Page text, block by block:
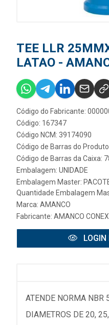
TEE LLR
LATAO -
Código do Fabricante:
Código: 167347
Código NCM: 39174090
Código de Barras do
Código de Barras da Caixa:
Embalagem: UNIDADE
Embalagem Master:
Quantidade Embalagem
Marca: AMANCO
Fabricante: AMANCO
LOGIN
ATENDE NORMA NBR
DIAMETROS DE 20,